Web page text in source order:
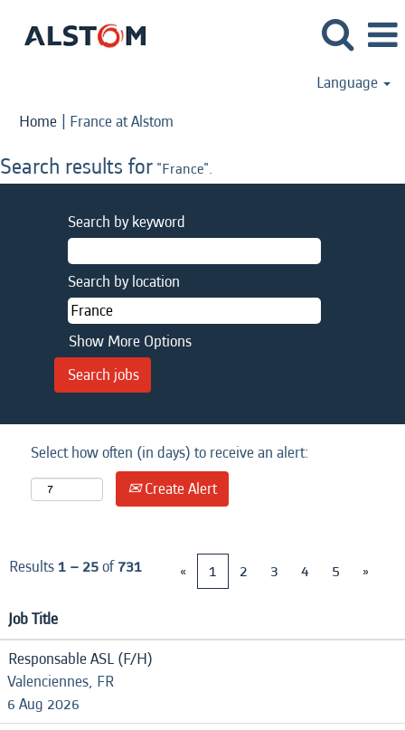
Language
Home | France at Alstom
Search results for "France".
Search by keyword
Search by location
Show More Options
Select how often (in days) to receive an alert:
Create Alert
Results1 – 25of731 « 1 2 3 4 5 »
Job Title
Responsable ASL (F/H)
Valenciennes, FR
6 Aug 2026